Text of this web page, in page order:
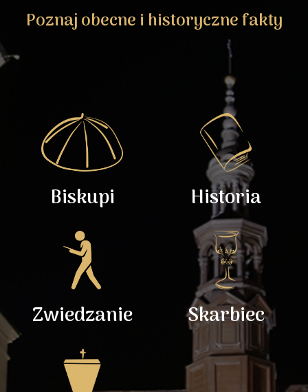
Poznaj obecne i historyczne fakty
Biskupi Historia
Zwiedzanie Skarbiec